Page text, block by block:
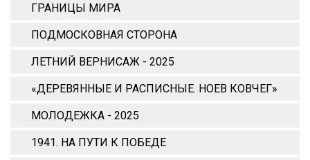
ГРАНИЦЫ МИРА
ПОДМОСКОВНАЯ СТОРОНА
ЛЕТНИЙ ВЕРНИСАЖ - 2025
«ДЕРЕВЯННЫЕ И РАСПИСНЫЕ. НОЕВ КОВЧЕГ»
МОЛОДЕЖКА - 2025
1941. НА ПУТИ К ПОБЕДЕ